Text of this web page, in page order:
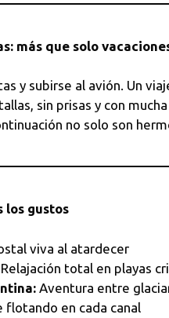
más que solo
y subirse al avión. Un
sin prisas y con
no solo son
los gustos
viva al atardecer
Relajación total en playas
Aventura entre
flotando en cada canal